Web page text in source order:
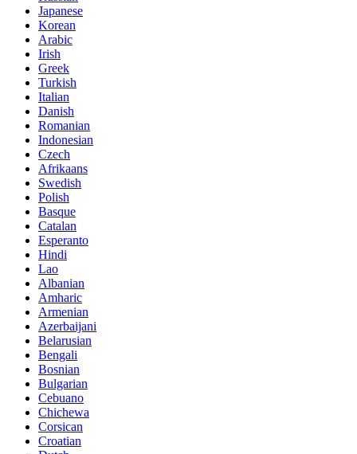
Japanese
Korean
Arabic
Irish
Greek
Turkish
Italian
Danish
Romanian
Indonesian
Czech
Afrikaans
Swedish
Polish
Basque
Catalan
Esperanto
Hindi
Lao
Albanian
Amharic
Armenian
Azerbaijani
Belarusian
Bengali
Bosnian
Bulgarian
Cebuano
Chichewa
Corsican
Croatian